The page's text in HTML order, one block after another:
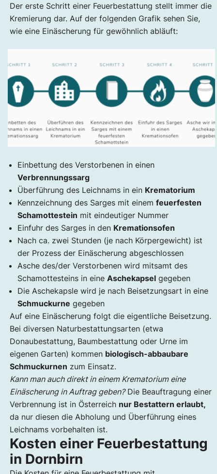
Der erste Schritt einer Feuerbestattung stellt immer die
Kremierung dar. Auf der folgenden Grafik sehen Sie,
wie eine Einäscherung für gewöhnlich abläuft:
Einbettung des Verstorbenen in einen
Verbrennungssarg
Überführung des Leichnams in ein Krematorium
Kennzeichnung des Sarges mit einem feuerfesten
Schamottestein mit eindeutiger Nummer
Einfuhr des Sarges in den Kremationsofen
Nach ca. zwei Stunden (je nach Körpergewicht) ist
der Prozess der Einäscherung abgeschlossen
Asche des/der Verstorbenen wird mitsamt des
Schamottesteins in eine Aschekapsel gegeben
Die Aschekapsle wird je nach Beisetzungsart in eine
Schmuckurne gegeben
Auf eine Einäscherung folgt die eigentliche Beisetzung.
Bei diversen Naturbestattungsarten (etwa
Donaubestattung, Baumbestattung oder Urne im
eigenen Garten) kommen biologisch-abbaubare
Schmuckurnen zum Einsatz.
Kann man auch direkt in einem Krematorium eine
Einäscherung in Auftrag geben?Die Beauftragung einer
Verbrennung ist in Österreich nur Bestattern erlaubt,
da nur diesen die Abholung und Überführung eines
Leichnams vorbehalten ist.
Kosten einer Feuerbestattung
in Dornbirn